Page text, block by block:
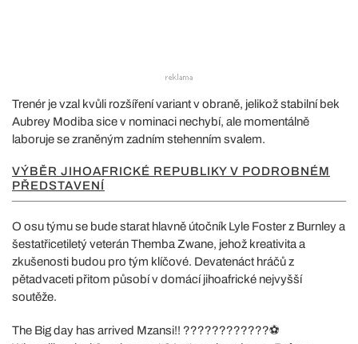
Trenér je vzal kvůli rozšíření variant v obraně, jelikož stabilní bek
Aubrey Modiba sice v nominaci nechybí, ale momentálně
laboruje se zraněným zadním stehenním svalem.
VÝBĚR JIHOAFRICKÉ REPUBLIKY V PODROBNÉM
PŘEDSTAVENÍ
O osu týmu se bude starat hlavně útočník Lyle Foster z Burnley a
šestatřicetiletý veterán Themba Zwane, jehož kreativita a
zkušenosti budou pro tým klíčové. Devatenáct hráčů z
pětadvaceti přitom působí v domácí jihoafrické nejvyšší
soutěže.
The Big day has arrived Mzansi!! ????????????⚽️